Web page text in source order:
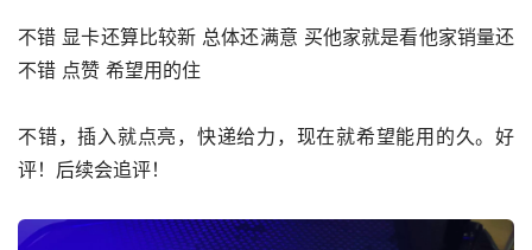
不错 显卡还算比较新 总体还满意 买他家就是看他家销量还
不错 点赞 希望用的住
不错，插入就点亮，快递给力，现在就希望能用的久。好
评！后续会追评！